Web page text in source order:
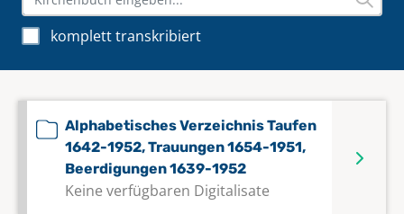
komplett transkribiert
Alphabetisches Verzeichnis Taufen
1642-1952, Trauungen 1654-1951,
Beerdigungen 1639-1952
Keine verfügbaren Digitalisate